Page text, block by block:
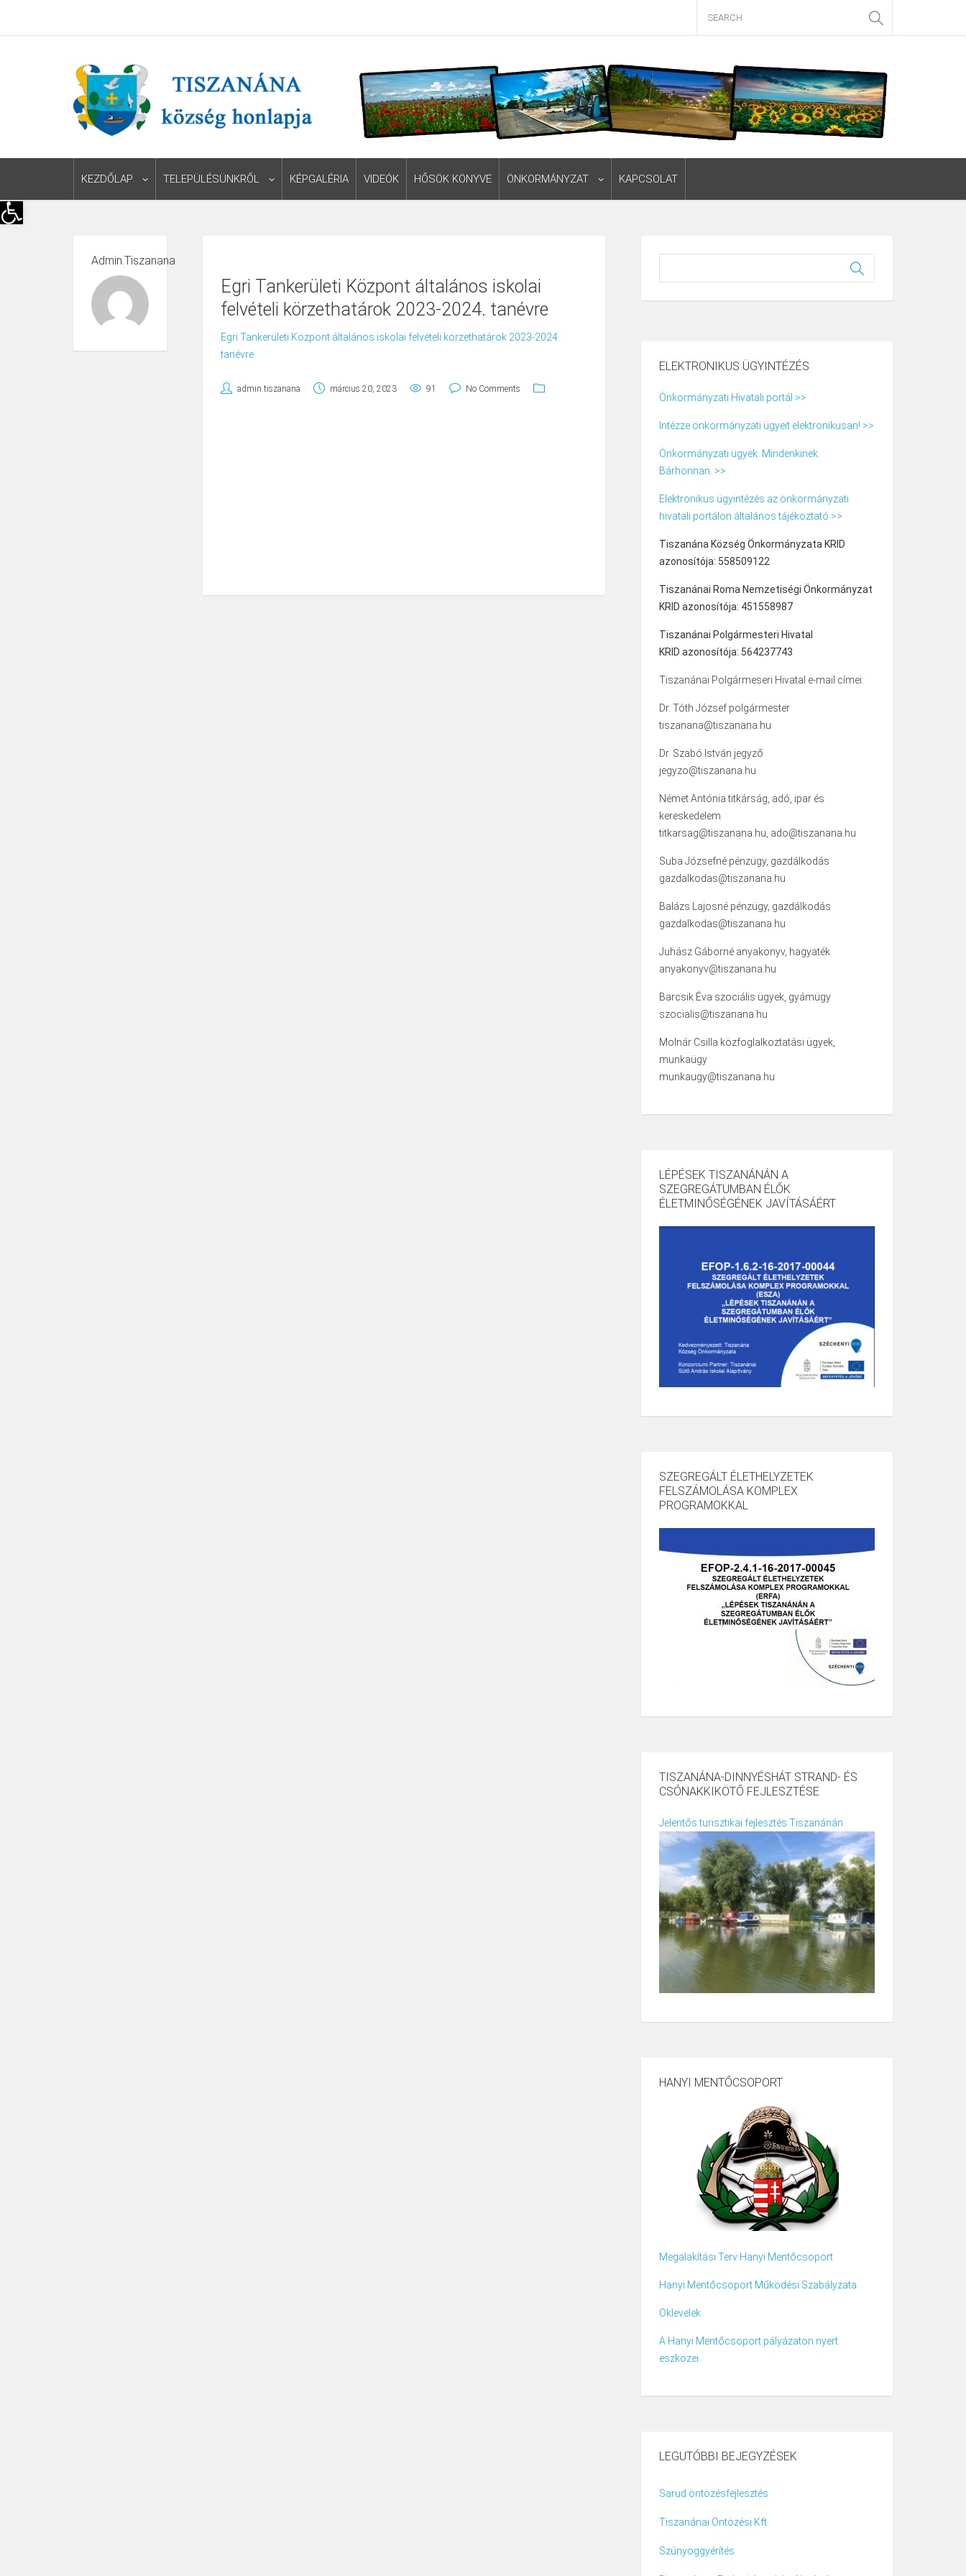
Eszköztár megnyitása
KEZDŐLAP TELEPÜLÉSÜNKRŐL KÉPGALÉRIA VIDEÓK HŐSÖK KÖNYVE ÖNKORMÁNYZAT KAPCSOLAT
Admin.tiszanana
Egri Tankerületi Központ általános iskolai
felvételi körzethatárok 2023-2024. tanévre
Egri Tankerületi Központ általános iskolai felvételi körzethatárok 2023-2024.
tanévre
admin.tiszanana március 20, 2023 91 No Comments
ELEKTRONIKUS ÜGYINTÉZÉS
Önkormányzati Hivatali portál >>
Intézze önkormányzati ügyeit elektronikusan! >>
Önkormányzati ügyek. Mindenkinek.
Bárhonnan. >>
Elektronikus ügyintézés az önkormányzati
hivatali portálon általános tájékoztató >>
Tiszanána Község Önkormányzata KRID
azonosítója: 558509122
Tiszanánai Roma Nemzetiségi Önkormányzat
KRID azonosítója: 451558987
Tiszanánai Polgármesteri Hivatal
KRID azonosítója: 564237743
Tiszanánai Polgármeseri Hivatal e-mail címei:
Dr. Tóth József polgármester
tiszanana@tiszanana.hu
Dr. Szabó István jegyző
jegyzo@tiszanana.hu
Német Antónia titkárság, adó, ipar és
kereskedelem
titkarsag@tiszanana.hu, ado@tiszanana.hu
Suba Józsefné pénzügy, gazdálkodás
gazdalkodas@tiszanana.hu
Balázs Lajosné pénzügy, gazdálkodás
gazdalkodas@tiszanana.hu
Juhász Gáborné anyakönyv, hagyaték
anyakonyv@tiszanana.hu
Barcsik Éva szociális ügyek, gyámügy
szocialis@tiszanana.hu
Molnár Csilla közfoglalkoztatási ügyek,
munkaügy
munkaugy@tiszanana.hu
LÉPÉSEK TISZANÁNÁN A
SZEGREGÁTUMBAN ÉLŐK
ÉLETMINŐSÉGÉNEK JAVÍTÁSÁÉRT
SZEGREGÁLT ÉLETHELYZETEK
FELSZÁMOLÁSA KOMPLEX
PROGRAMOKKAL
TISZANÁNA-DINNYÉSHÁT STRAND- ÉS
CSÓNAKKIKÖTŐ FEJLESZTÉSE
Jelentős turisztikai fejlesztés Tiszanánán
HANYI MENTŐCSOPORT
Megalakítási Terv Hanyi Mentőcsoport
Hanyi Mentőcsoport Működési Szabályzata
Oklevelek
A Hanyi Mentőcsoport pályázaton nyert
eszközei
LEGUTÓBBI BEJEGYZÉSEK
Sarud öntözésfejlesztés
Tiszanánai Öntözési Kft.
Szúnyoggyérítés